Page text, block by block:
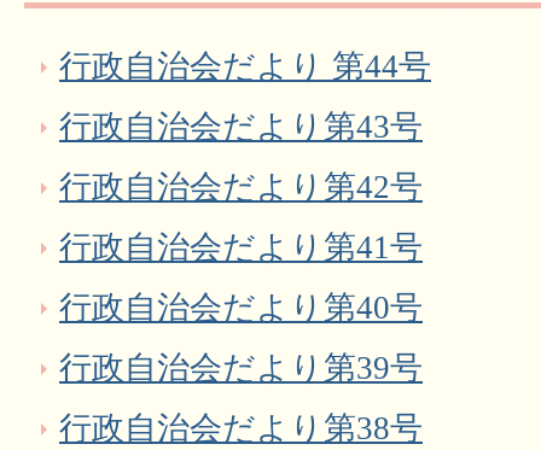
行政自治会だより 第44号
行政自治会だより第43号
行政自治会だより第42号
行政自治会だより第41号
行政自治会だより第40号
行政自治会だより第39号
行政自治会だより第38号